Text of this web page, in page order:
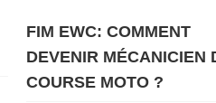
FIM EWC: COMMENT
DEVENIR MÉCANICIEN
COURSE MOTO ?